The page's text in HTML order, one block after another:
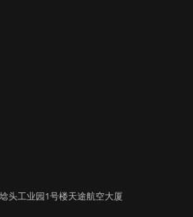
头工业园1号楼天途航空大厦